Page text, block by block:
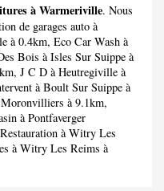
à Warmeriville. Nous
de garages auto à
à 0.4km, Eco Car Wash à
Bois à Isles Sur Suippe à
J C D à Heutregiville à
à Boult Sur Suippe à
à 9.1km,
à Pontfaverger
à Witry Les
à Witry Les Reims à